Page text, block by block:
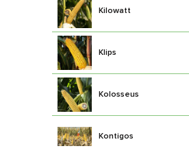
Kilowatt
Klips
Kolosseus
Kontigos